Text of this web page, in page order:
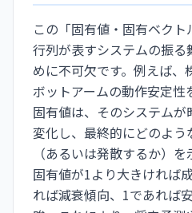
この「固有値・固有ベク
行列が表すシステムの振
めに不可欠です。例えば、
ボットアームの動作安定
固有値は、そのシステム
変化し、最終的にどのよ
（あるいは発散するか）を
固有値が1より大きければ
れば減衰傾向、1であれば